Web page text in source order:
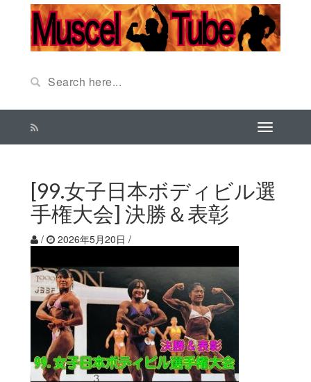
[99.女子日本ボディビル選
手権大会] 決勝＆表彰
/ 2026年5月20日 /